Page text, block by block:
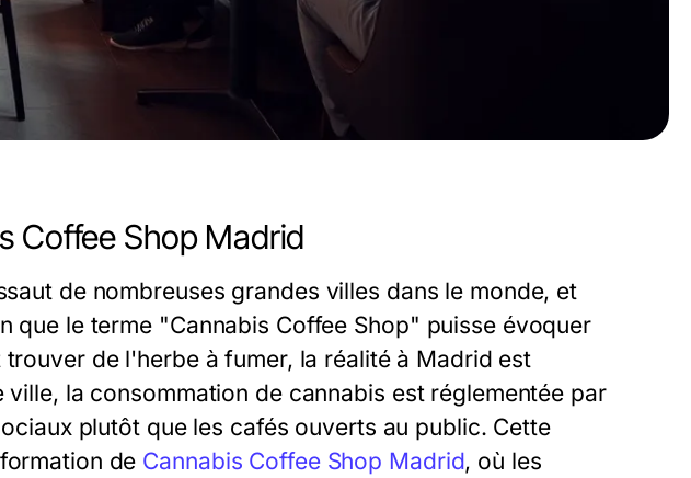
Coffee Shop Madrid
de nombreuses grandes villes dans le monde, et
que le terme "Cannabis Coffee Shop" puisse évoquer
de l'herbe à fumer, la réalité à Madrid est
la consommation de cannabis est réglementée par
plutôt que les cafés ouverts au public. Cette
de Cannabis Coffee Shop Madrid, où les